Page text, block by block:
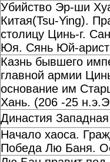
Убийство Эр-ши
Китая(Tsu-Ying).
столицу Цинь-г.
Юя. Сянь Юй-
Казнь бывшего
главной армии
основание им
Хань. (206 -25
Династия
Начало хаоса.
Победа Лю Баня.